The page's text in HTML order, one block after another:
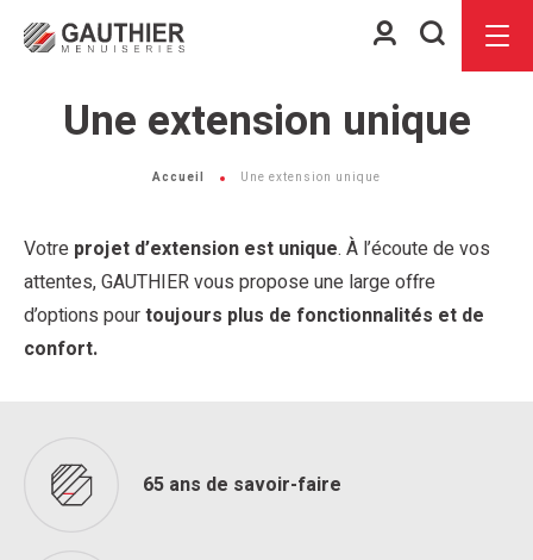
Espace
Menu
Une extension unique
Accueil Une extension unique
Votre projet d’extension est unique. À l’écoute de vos
attentes, GAUTHIER vous propose une large offre
d’options pourtoujours plus de fonctionnalités et de
confort.
65 ans de savoir-faire